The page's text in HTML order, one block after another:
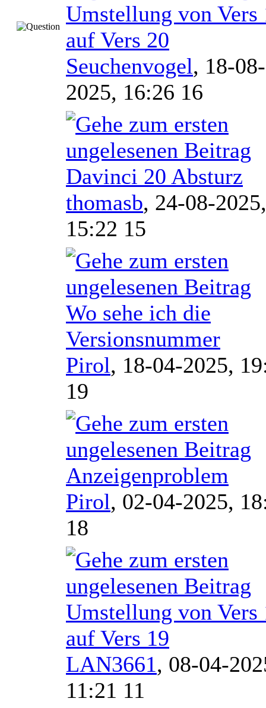
Umstellung von Vers
auf Vers 20
Seuchenvogel, 18-08-
2025, 16:26 16
Davinci 20 Absturz
thomasb, 24-08-2025,
15:22 15
Wo sehe ich die
Versionsnummer
Pirol, 18-04-2025,
19
Anzeigenproblem
Pirol, 02-04-2025,
18
Umstellung von Vers
auf Vers 19
LAN3661, 08-04-
11:21 11